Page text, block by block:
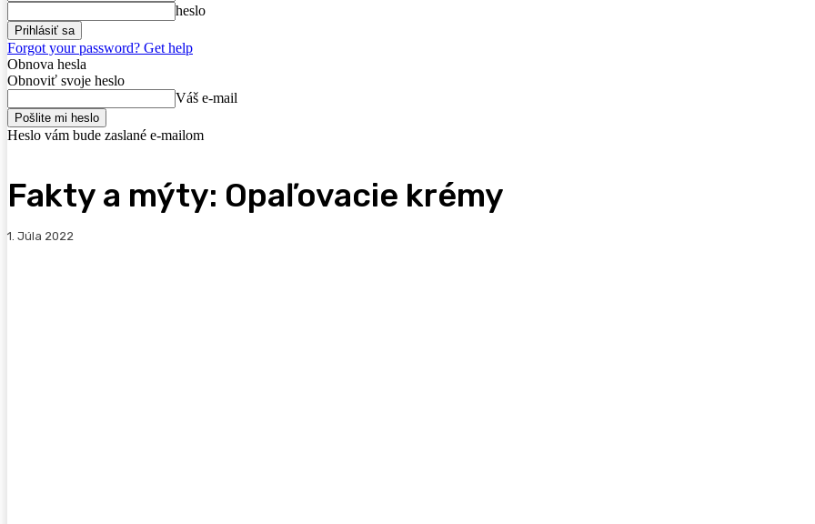
heslo
Forgot your password? Get help
Obnova hesla
Obnoviť svoje heslo
Váš e-mail
Heslo vám bude zaslané e-mailom
Fakty a mýty: Opaľovacie krémy
1. Júla 2022